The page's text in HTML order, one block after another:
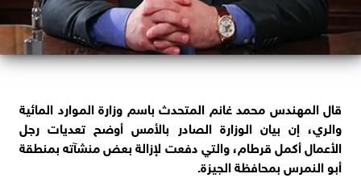
قال المهندس محمد غانم المتحدث باسم وزارة الموارد المائية
والري، إن بيان الوزارة الصادر بالأمس أوضح تعديات رجل
الأعمال أكمل قرطام، والتي دفعت لإزالة بعض منشآته بمنطقة
أبو النمرس بمحافظة الجيزة.